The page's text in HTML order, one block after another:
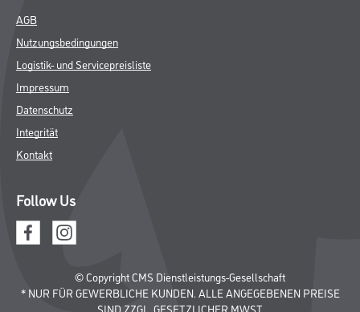
AGB
Nutzungsbedingungen
Logistik- und Servicepreisliste
Impressum
Datenschutz
Integrität
Kontakt
Follow Us
© Copyright CMS Dienstleistungs-Gesellschaft
* NUR FÜR GEWERBLICHE KUNDEN. ALLE ANGEGEBENEN PREISE
SIND ZZGL. GESETZLICHER MWST.